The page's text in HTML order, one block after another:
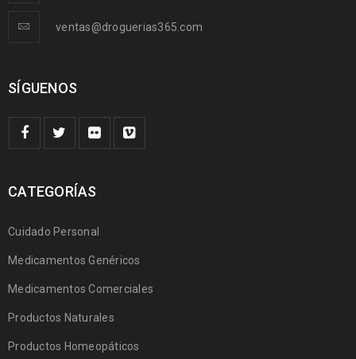
ventas@droguerias365.com
SÍGUENOS
CATEGORÍAS
Cuidado Personal
Medicamentos Genéricos
Medicamentos Comerciales
Productos Naturales
Productos Homeopáticos